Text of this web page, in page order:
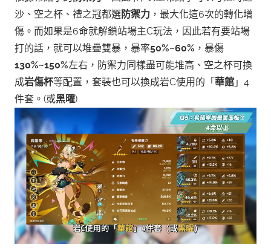
沙、空之杯、禮之冠都選防禦力 ，最大化這6次的轉化增
傷。 而如果是6命就解鎖站場主C玩法，因此若有要站場
打的話，就可以堆疊雙暴，暴率50%~60% ，暴傷
130%~150%左右，防禦力同樣盡可能堆高、空之杯可換
成岩傷杯等配置，套裝也可以換成岩C使用的「 華館 」4
件套。(或黑曜)